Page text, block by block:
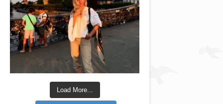
Load More...